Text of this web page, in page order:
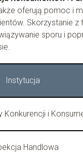
oferują pomoc i
Skorzystanie z
sporu i
Instytucja
Konkurencji i
Handlowa